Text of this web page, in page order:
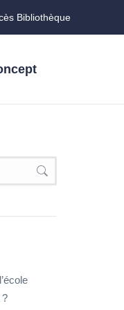
Bibliothèque